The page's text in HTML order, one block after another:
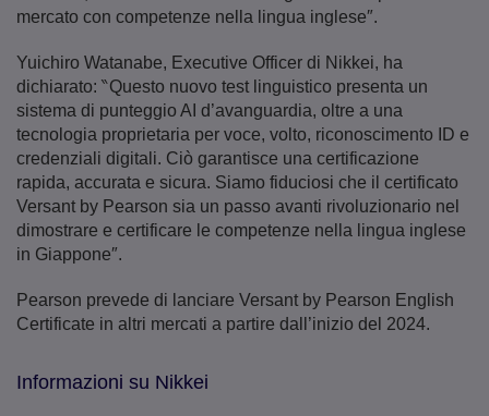
mercato con competenze nella lingua inglese″.
Yuichiro Watanabe, Executive Officer di Nikkei, ha
dichiarato: ‶Questo nuovo test linguistico presenta un
sistema di punteggio AI d’avanguardia, oltre a una
tecnologia proprietaria per voce, volto, riconoscimento ID e
credenziali digitali. Ciò garantisce una certificazione
rapida, accurata e sicura. Siamo fiduciosi che il certificato
Versant by Pearson sia un passo avanti rivoluzionario nel
dimostrare e certificare le competenze nella lingua inglese
in Giappone″.
Pearson prevede di lanciare Versant by Pearson English
Certificate in altri mercati a partire dall’inizio del 2024.
Informazioni su Nikkei